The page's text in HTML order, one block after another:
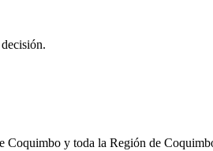
Coquimbo y toda la Región de